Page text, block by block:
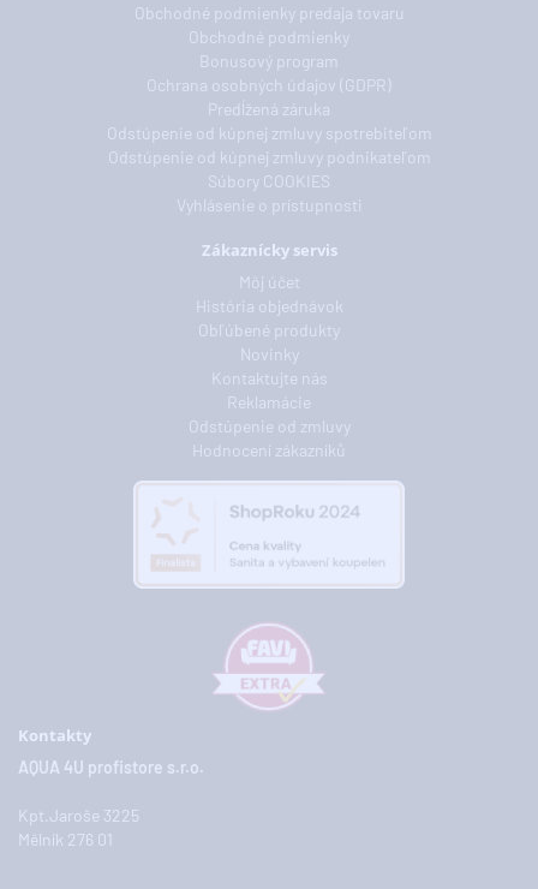
Obchodné podmienky predaja tovaru
Obchodné podmienky
Bonusový program
Ochrana osobných údajov (GDPR)
Predĺžená záruka
Odstúpenie od kúpnej zmluvy spotrebiteľom
Odstúpenie od kúpnej zmluvy podnikateľom
Súbory COOKIES
Vyhlásenie o prístupnosti
Zákaznícky servis
Môj účet
História objednávok
Obľúbené produkty
Novinky
Kontaktujte nás
Reklamácie
Odstúpenie od zmluvy
Hodnocení zákazníků
Kontakty
AQUA 4U profistore s.r.o.
Kpt.Jaroše 3225
Mělník 276 01